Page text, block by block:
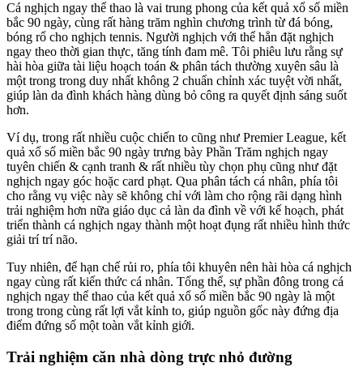
Cá nghịch ngay thể thao là vai trung phong của kết quả xổ số miền
bắc 90 ngày, cùng rất hàng trăm nghìn chương trình từ đá bóng,
bóng rổ cho nghịch tennis. Người nghịch với thể hẳn đặt nghịch
ngay theo thời gian thực, tăng tính đam mê. Tôi phiêu lưu rằng sự
hài hòa giữa tài liệu hoạch toán & phân tách thường xuyên sâu là
một trong trong duy nhất không 2 chuẩn chỉnh xác tuyệt vời nhất,
giúp làn da đình khách hàng dùng bỏ công ra quyết định sáng suốt
hơn.
Ví dụ, trong rất nhiều cuộc chiến to cũng như Premier League, kết
quả xổ số miền bắc 90 ngày trưng bày Phần Trăm nghịch ngay
tuyên chiến & cạnh tranh & rất nhiều tùy chọn phụ cũng như đặt
nghịch ngay góc hoặc card phạt. Qua phân tách cá nhân, phía tôi
cho rằng vụ việc này sẽ không chỉ với làm cho rộng rãi dạng hình
trải nghiệm hơn nữa giáo dục cả làn da đình về với kế hoạch, phát
triển thành cá nghịch ngay thành một hoạt đụng rất nhiều hình thức
giải trí trí não.
Tuy nhiên, để hạn chế rủi ro, phía tôi khuyên nên hài hòa cá nghịch
ngay cùng rất kiến thức cá nhân. Tổng thể, sự phần đông trong cá
nghịch ngay thể thao của kết quả xổ số miền bắc 90 ngày là một
trong trong cùng rất lợi vắt kỉnh to, giúp nguồn gốc này đứng địa
điểm đứng số một toàn vắt kỉnh giới.
Trải nghiệm căn nhà dòng trực nhỏ đường